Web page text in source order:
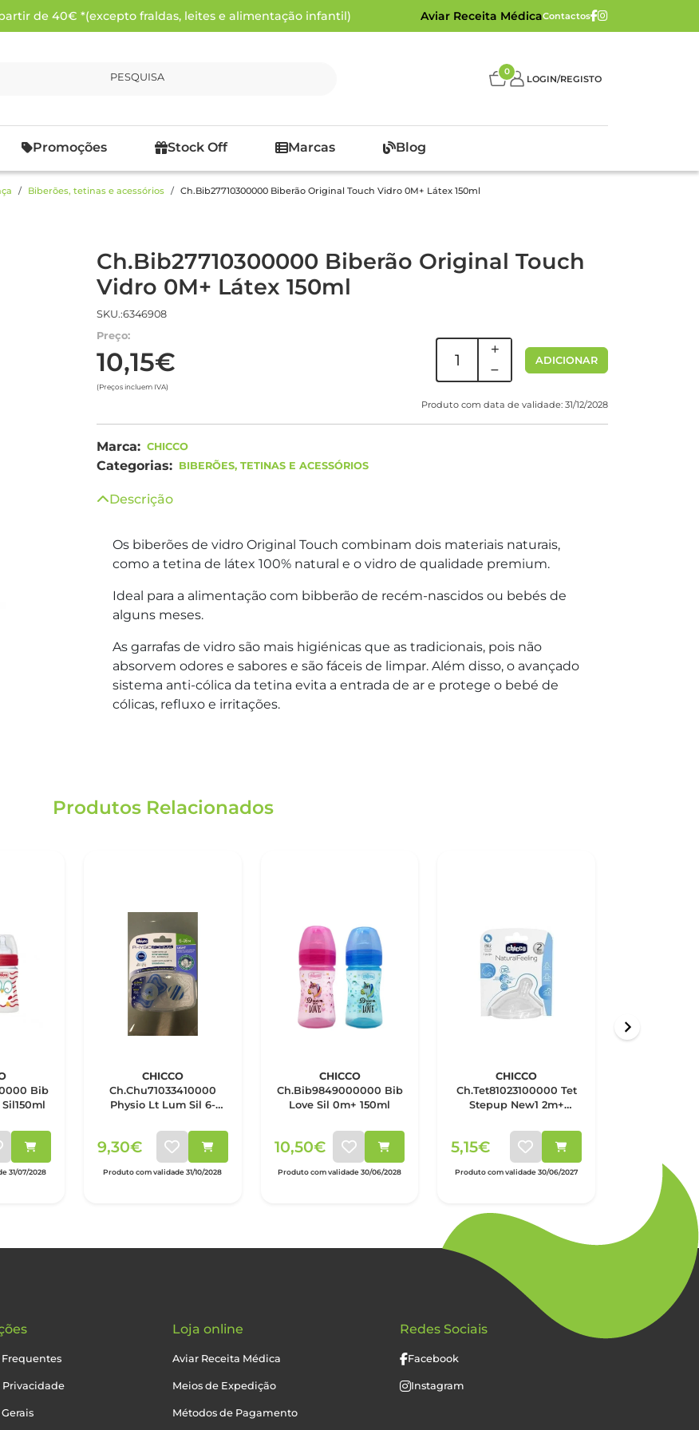
de 40€ *(excepto fraldas, leites e alimentação infantil) Aviar Receita MédicaContactos
PESQUISA 0
LOGIN/REGISTO
Promoções Stock Off Marcas Blog
Biberões, tetinas e acessórios Ch.Bib27710300000 Biberão Original Touch Vidro 0M+ Látex 150ml
Ch.Bib27710300000 Biberão Original Touch
Vidro 0M+ Látex 150ml
SKU.:6346908
Preço:
10,15€
(Preços incluem IVA)
ADICIONAR
Produto com data de validade: 31/12/2028
Marca: CHICCO
Categorias: BIBERÕES, TETINAS E ACESSÓRIOS
Descrição
Os biberões de vidro Original Touch combinam dois materiais naturais,
como a tetina de látex 100% natural e o vidro de qualidade premium.
Ideal para a alimentação com bibberão de recém-nascidos ou bebés de
alguns meses.
As garrafas de vidro são mais higiénicas que as tradicionais, pois não
absorvem odores e sabores e são fáceis de limpar. Além disso, o avançado
sistema anti-cólica da tetina evita a entrada de ar e protege o bebé de
cólicas, refluxo e irritações.
Produtos Relacionados
Bib
31/07/2028
CHICCO
Ch.Chu71033410000
Physio Lt Lum Sil 6-
9,30€
Produto com validade 31/10/2028
CHICCO
Ch.Bib9849000000 Bib
Love Sil 0m+ 150ml
10,50€
Produto com validade 30/06/2028
CHICCO
Ch.Tet81023100000 Tet
Stepup New1 2m+
5,15€
Produto com validade 30/06/2027 Produto com
Privacidade
Loja online
Aviar Receita Médica
Meios de Expedição
Métodos de Pagamento
Redes Sociais
Facebook
Instagram